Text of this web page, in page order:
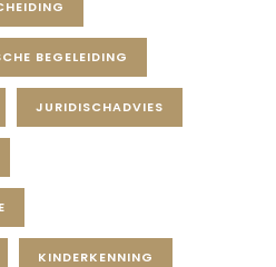
BEGELEIDING
JURIDISCHADVIES
KINDERKENNING